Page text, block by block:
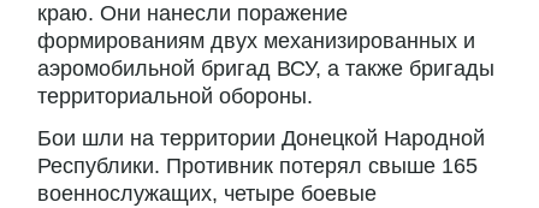
краю. Они нанесли поражение
формированиям двух механизированных и
аэромобильной бригад ВСУ, а также бригады
территориальной обороны.
Бои шли на территории Донецкой Народной
Республики. Противник потерял свыше 165
военнослужащих, четыре боевые